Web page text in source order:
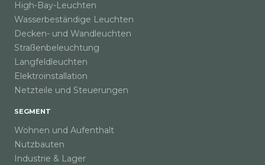
High-Bay-Leuchten
Wasserbeständige Leuchten
Decken- und Wandleuchten
Straßenbeleuchtung
Langfeldleuchten
Elektroinstallation
Netzteile und Steuerungen
SEGMENT
Wohnen und Aufenthalt
Nutzbauten
Industrie & Lager